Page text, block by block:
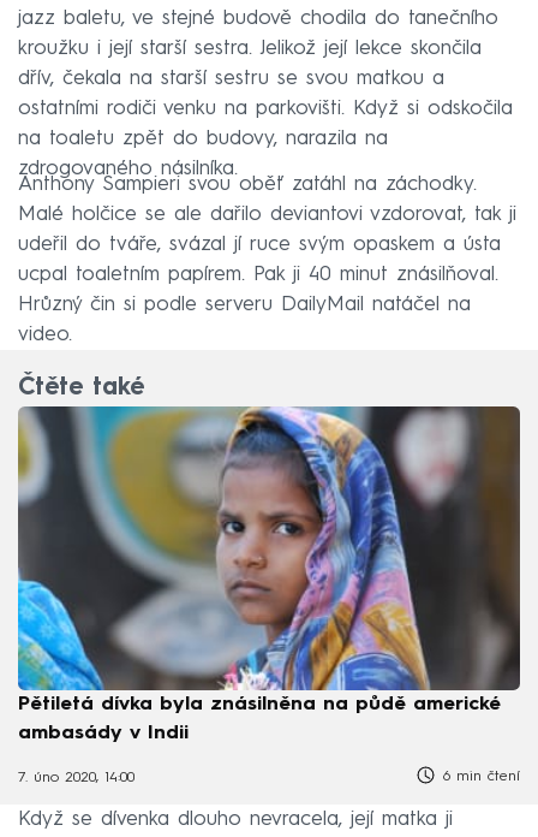
jazz baletu, ve stejné budově chodila do tanečního
kroužku i její starší sestra. Jelikož její lekce skončila
dřív, čekala na starší sestru se svou matkou a
ostatními rodiči venku na parkovišti. Když si odskočila
na toaletu zpět do budovy, narazila na
zdrogovaného násilníka.
Anthony Sampieri svou oběť zatáhl na záchodky.
Malé holčice se ale dařilo deviantovi vzdorovat, tak ji
udeřil do tváře, svázal jí ruce svým opaskem a ústa
ucpal toaletním papírem. Pak ji 40 minut znásilňoval.
Hrůzný čin si podle serveru DailyMail natáčel na
video.
Čtěte také
Pětiletá dívka byla znásilněna na půdě americké
ambasády v Indii
7. úno 2020, 14:00 6 min čtení
Když se dívenka dlouho nevracela, její matka ji